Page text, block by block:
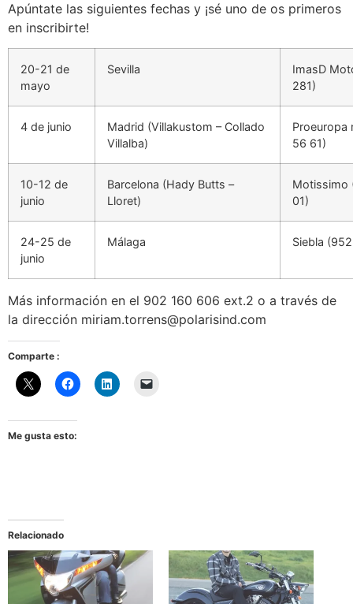
Apúntate las siguientes fechas y ¡sé uno de os primeros
en inscribirte!
20-21 de
mayo
Sevilla
ImasD
281)
4 de junio
Madrid (Villakustom – Collado
Villalba)
Proeuropa
56 61)
10-12 de
junio
Barcelona (Hady Butts –
Lloret)
Motissimo
01)
24-25 de
junio
Málaga Siebla
Más información en el 902 160 606 ext.2 o a través de
la dirección miriam.torrens@polarisind.com
Comparte :
Me gusta esto:
Relacionado